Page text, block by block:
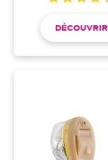
DÉCOUVRIR